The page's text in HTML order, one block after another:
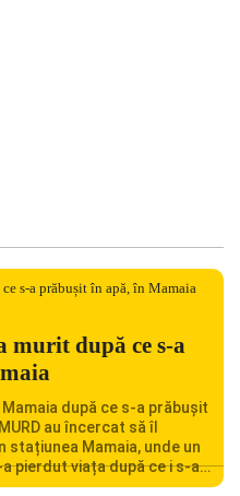
murit după ce s-a
după ce s-a prăbușit
au încercat să îl
Mamaia, unde un
pierdut viața după ce i s-a